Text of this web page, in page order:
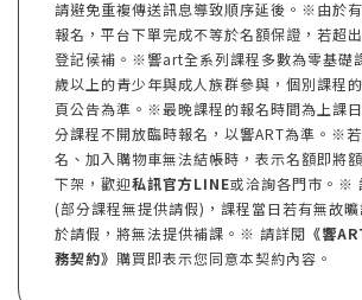
請避免重複傳送訊息導致順序延後。※由於
報名，平台下單完成不等於名額保證，若超
登記候補。※響art全系列課程多數為零基礎
歲以上的青少年與成人族群參與，個別課程
頁公告為準。※最晚課程的報名時間為上課
分課程不開放臨時報名，以響ART為準。※
名、加入購物車無法結帳時，表示名額即將
下架，歡迎私訊官方LINE或洽詢各門市。※
(部分課程無提供請假)，課程當日若有無故
於請假，將無法提供補課。※ 請詳閱 《響
務契約》 購買即表示您同意本契約內容。